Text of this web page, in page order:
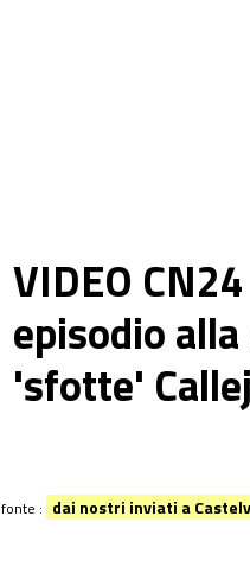
VIDEO
episodio alla
'sfotte'
fonte : dai nostri inviati a